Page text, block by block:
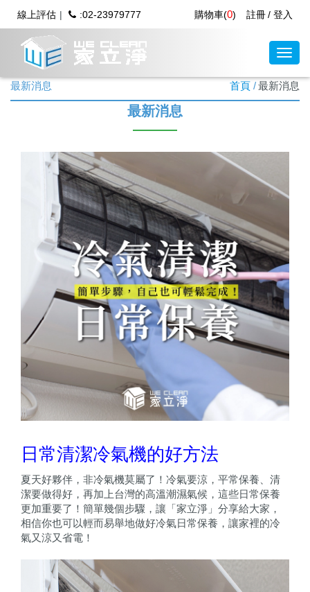
線上評估 :02-23979777 註冊 登入
購物車(0)
最新消息 首頁 最新消息
最新消息
日常清潔冷氣機的好方法
夏天好夥伴，非冷氣機莫屬了！冷氣要涼，平常保養、清
潔要做得好，再加上台灣的高溫潮濕氣候，這些日常保養
更加重要了！簡單幾個步驟，讓「家立淨」分享給大家，
相信你也可以輕而易舉地做好冷氣日常保養，讓家裡的冷
氣又涼又省電！